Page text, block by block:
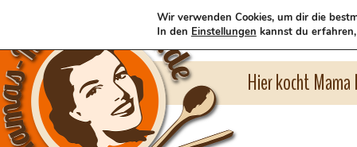
Hier kocht
Wir verwenden Cookies, um dir die
In den Einstellungen kannst du